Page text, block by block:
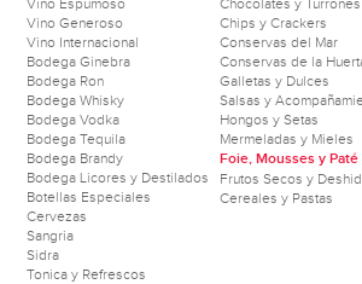
Vino Espumoso
Vino Generoso
Vino Internacional
Bodega Ginebra
Bodega Ron
Bodega Whisky
Bodega Vodka
Bodega Tequila
Bodega Brandy
Bodega Licores y Destilados
Botellas Especiales
Cervezas
Sangria
Sidra
Tonica y Refrescos
Chocolates y Turrones
Chips y Crackers
Conservas del Mar
Conservas de la
Galletas y Dulces
Salsas y
Hongos y Setas
Mermeladas y Mieles
Foie, Mousses y Paté
Frutos Secos y
Cereales y Pastas